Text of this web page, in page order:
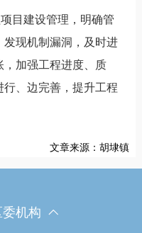
目建设管理，明确管
现机制漏洞，及时进
加强工程进度、质
、边完善，提升工程
文章来源：胡埭镇
委机构